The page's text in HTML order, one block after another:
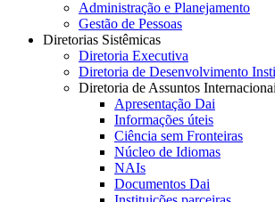
Administração e Planejamento
Gestão de Pessoas
Diretorias Sistêmicas
Diretoria Executiva
Diretoria de Desenvolvimento
Diretoria de Assuntos
Apresentação Dai
Informações úteis
Ciência sem Fronteiras
Núcleo de Idiomas
NAIs
Documentos Dai